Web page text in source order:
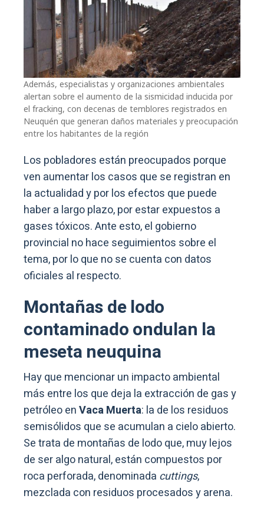
Además, especialistas y organizaciones ambientales
alertan sobre el aumento de la sismicidad inducida por
el fracking, con decenas de temblores registrados en
Neuquén que generan daños materiales y preocupación
entre los habitantes de la región
Los pobladores están preocupados porque
ven aumentar los casos que se registran en
la actualidad y por los efectos que puede
haber a largo plazo, por estar expuestos a
gases tóxicos. Ante esto, el gobierno
provincial no hace seguimientos sobre el
tema, por lo que no se cuenta con datos
oficiales al respecto.
Montañas de lodo
contaminado ondulan la
meseta neuquina
Hay que mencionar un impacto ambiental
más entre los que deja la extracción de gas y
petróleo enVaca Muerta: la de los residuos
semisólidos que se acumulan a cielo abierto.
Se trata de montañas de lodo que, muy lejos
de ser algo natural, están compuestos por
roca perforada, denominada cuttings,
mezclada con residuos procesados y arena.